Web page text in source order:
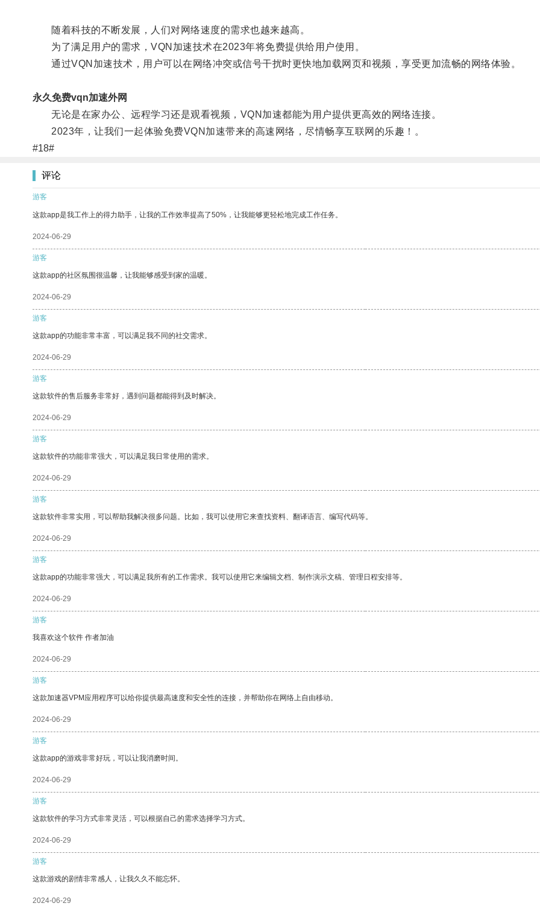
随着科技的不断发展，人们对网络速度的需求也越来越高。
为了满足用户的需求，VQN加速技术在2023年将免费提供给用户使用。
通过VQN加速技术，用户可以在网络冲突或信号干扰时更快地加载网页和视频，享受更加流畅的网络体验。
永久免费vqn加速外网
无论是在家办公、远程学习还是观看视频，VQN加速都能为用户提供更高效的网络连接。
2023年，让我们一起体验免费VQN加速带来的高速网络，尽情畅享互联网的乐趣！。
#18#
评论
游客
这款app是我工作上的得力助手，让我的工作效率提高了50%，让我能够更轻松地完成工作任务。
2024-06-29
游客
这款app的社区氛围很温馨，让我能够感受到家的温暖。
2024-06-29
游客
这款app的功能非常丰富，可以满足我不同的社交需求。
2024-06-29
游客
这款软件的售后服务非常好，遇到问题都能得到及时解决。
2024-06-29
游客
这款软件的功能非常强大，可以满足我日常使用的需求。
2024-06-29
游客
这款软件非常实用，可以帮助我解决很多问题。比如，我可以使用它来查找资料、翻译语言、编写代码等。
2024-06-29
游客
这款app的功能非常强大，可以满足我所有的工作需求。我可以使用它来编辑文档、制作演示文稿、管理日程安排等。
2024-06-29
游客
我喜欢这个软件 作者加油
2024-06-29
游客
这款加速器VPM应用程序可以给你提供最高速度和安全性的连接，并帮助你在网络上自由移动。
2024-06-29
游客
这款app的游戏非常好玩，可以让我消磨时间。
2024-06-29
游客
这款软件的学习方式非常灵活，可以根据自己的需求选择学习方式。
2024-06-29
游客
这款游戏的剧情非常感人，让我久久不能忘怀。
2024-06-29